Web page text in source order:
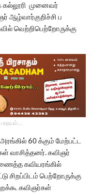
கல்லூரி முனைவர்
ப
வெற்றிபெற்றோருக்கு
உதயம்...
60 க்கும் மேற்பட்ட
வாசித்தனர். கவிஞர்
கவியரங்கில்
சிறப்பிடம் பெற்றோருக்கு
கவிஞர்கள்